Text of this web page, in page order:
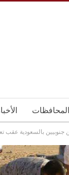
المحافظات
بالسعودية عقب